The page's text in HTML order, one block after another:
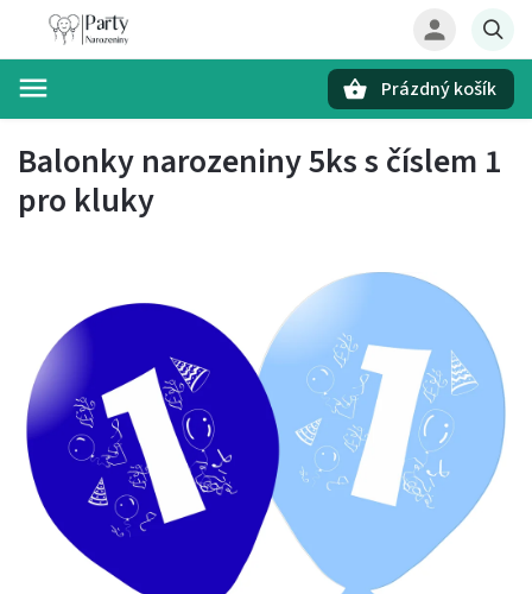
Prázdný košík
Balonky narozeniny 5ks s číslem 1
pro kluky